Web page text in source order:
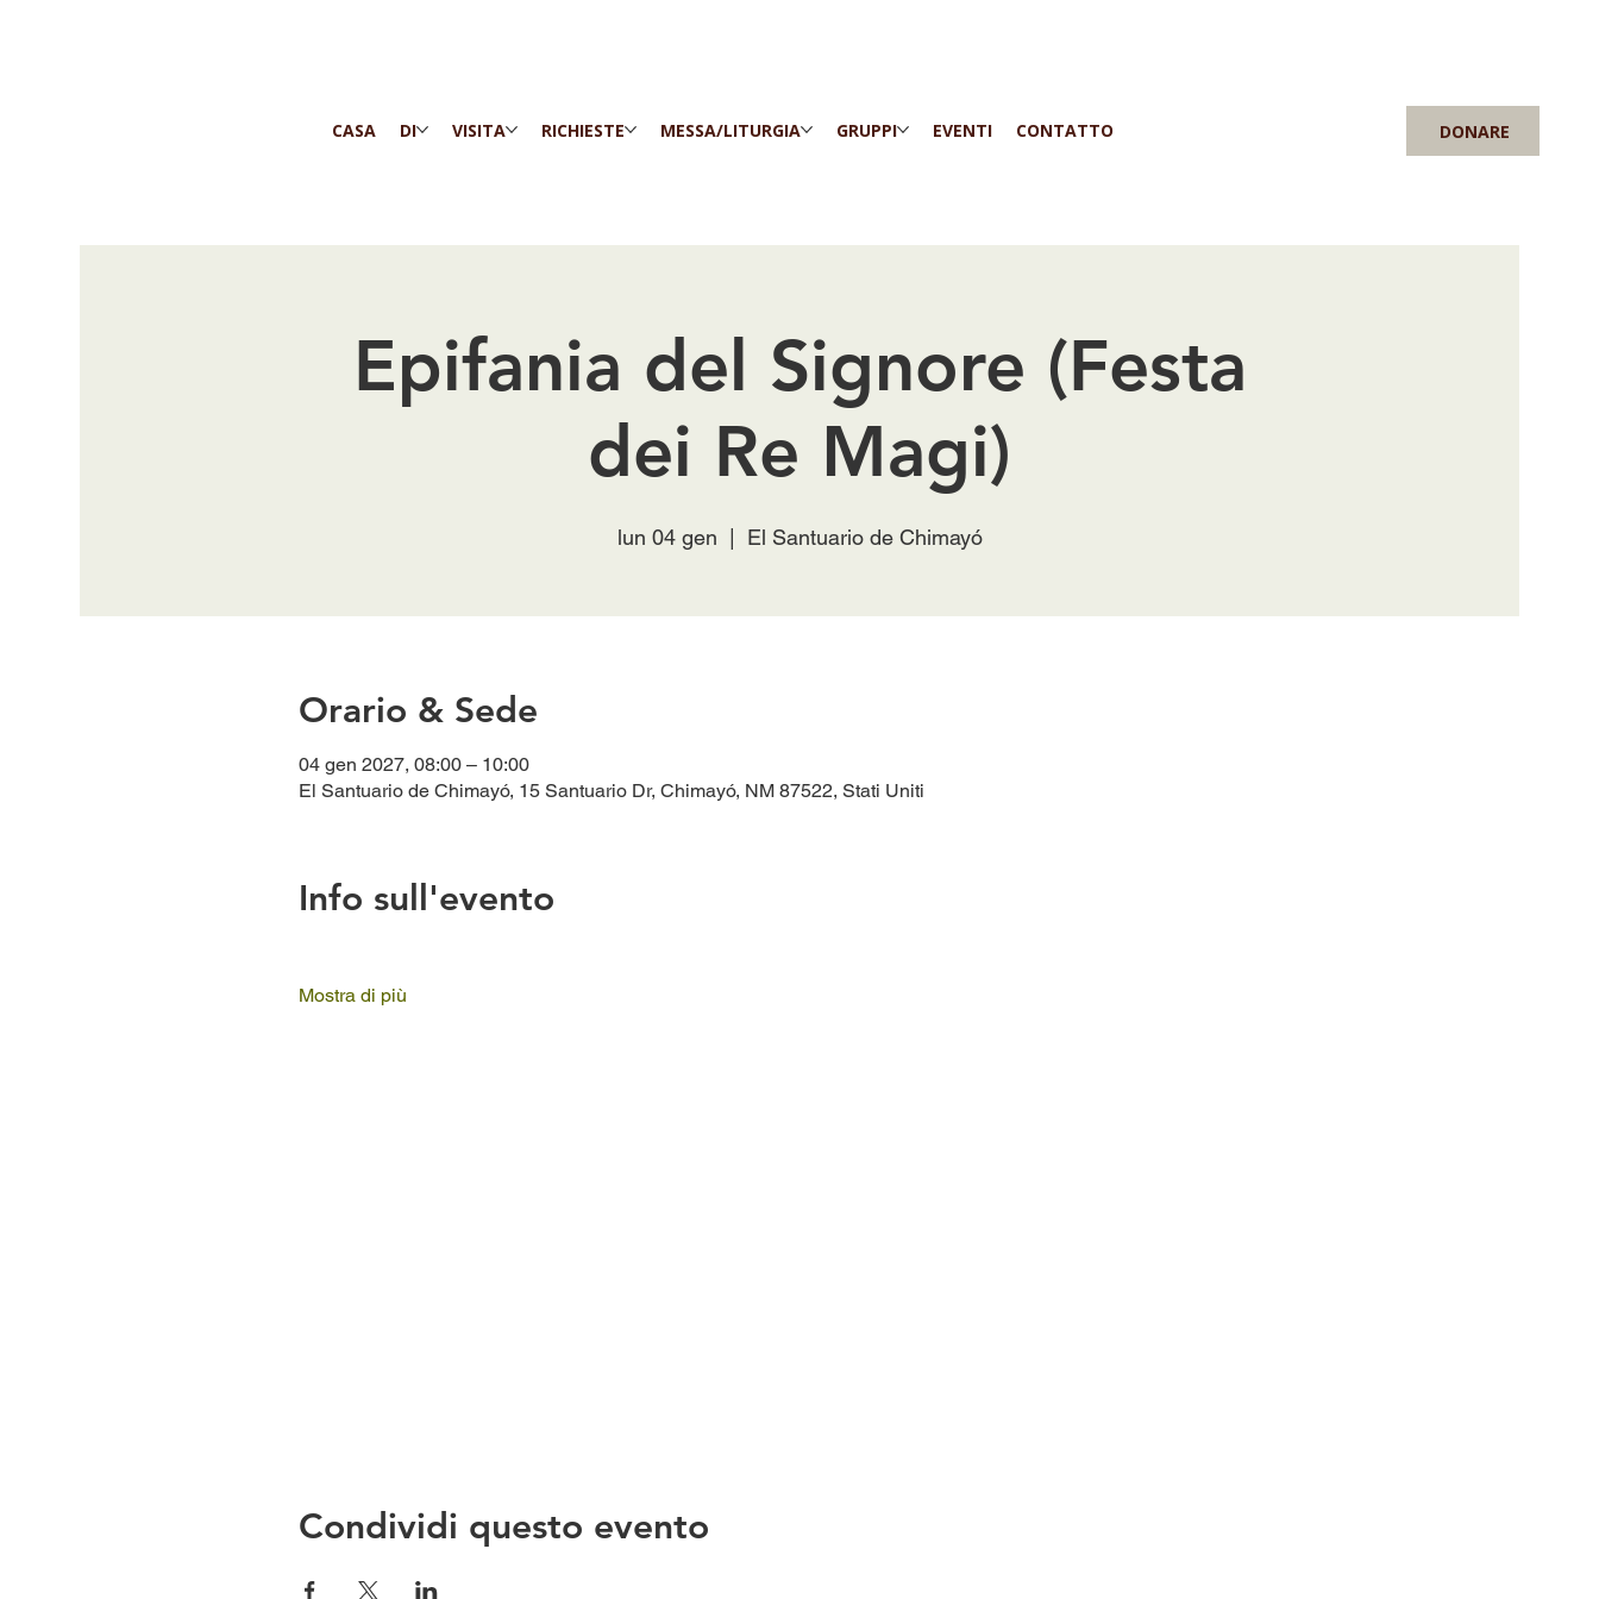
CASA DI VISITA RICHIESTE MESSA/LITURGIA GRUPPI EVENTI CONTATTO DONARE
Epifania del Signore (Festa
dei Re Magi)
lun 04 gen El Santuario de Chimayó
Orario & Sede
04 gen 2027, 08:00 – 10:00
El Santuario de Chimayó, 15 Santuario Dr, Chimayó, NM 87522, Stati Uniti
Info sull'evento
Mostra di più
Condividi questo evento